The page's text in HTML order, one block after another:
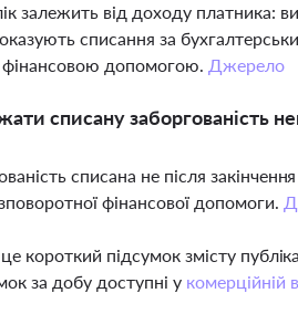
залежить від доходу платника:
списання за
допомогою. Джерело
списану заборгованість
списана не після
фінансової допомоги.
короткий підсумок змісту
за добу доступні у комерційній